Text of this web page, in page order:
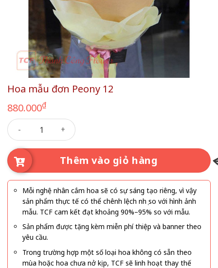
Hoa mẫu đơn Peony 12
880.000₫
Hoa mẫu đơn Peony 12 số lượng
Thêm vào giỏ hàng
Mỗi nghệ nhân cắm hoa sẽ có sự sáng tạo riêng, vì vậy
sản phẩm thực tế có thể chênh lệch nhẹ so với hình ảnh
mẫu. TCF cam kết đạt khoảng 90%–95% so với mẫu.
Sản phẩm được tặng kèm miễn phí thiệp và banner theo
yêu cầu.
Trong trường hợp một số loại hoa không có sẵn theo
mùa hoặc hoa chưa nở kịp, TCF sẽ linh hoạt thay thế